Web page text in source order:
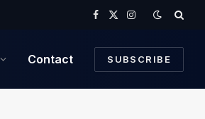
Facebook
X
Instagram
Contact SUBSCRIBE